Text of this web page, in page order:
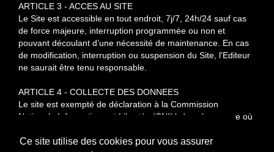
Ce site utilise des cookies pour vous assurer
ARTICLE 3 - ACCES AU SITE
Le Site est accessible en tout endroit, 7j/7, 24h/24 sauf cas
de force majeure, interruption programmée ou non et
pouvant découlant d’une nécessité de maintenance. En cas
de modification, interruption ou suspension du Site, l'Editeur
ne saurait être tenu responsable.
ARTICLE 4 - COLLECTE DES DONNEES
Le site est exempté de déclaration à la Commission
Nationale Informatique et Libertés (CNIL) dans la
mesure où